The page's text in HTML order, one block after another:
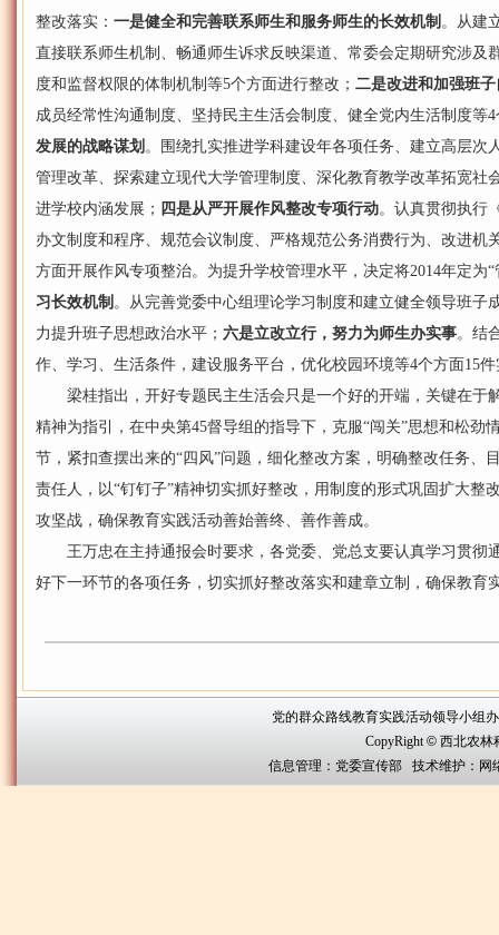
整改落实： 一是健全和完善联系师生和服务师生的长效机制 。从建
直接联系师生机制、畅通师生诉求反映渠道、常委会定期研究涉及
度和监督权限的体制机制等5个方面进行整改； 二是改进和加强班
成员经常性沟通制度、坚持民主生活会制度、健全党内生活制度等
发展的战略谋划 。围绕扎实推进学科建设年各项任务、建立高层次
管理改革、探索建立现代大学管理制度、深化教育教学改革拓宽社
进学校内涵发展； 四是从严开展作风整改专项行动。认真贯彻执行
办文制度和程序、规范会议制度、严格规范公务消费行为、改进机
方面开展作风专项整治。为提升学校管理水平，决定将2014年定为“
习长效机制 。从完善党委中心组理论学习制度和建立健全领导班子
力提升班子思想政治水平； 六是立改立行，努力为师生办实事。结
作、学习、生活条件，建设服务平台，优化校园环境等4个方面15
梁桂指出，开好专题民主生活会只是一个好的开端，关键在于
精神为指引，在中央第45督导组的指导下，克服“闯关”思想和松劲
节，紧扣查摆出来的“四风”问题，细化整改方案，明确整改任务、
责任人，以“钉钉子”精神切实抓好整改，用制度的形式巩固扩大整
攻坚战，确保教育实践活动善始善终、善作善成。
王万忠在主持通报会时要求，各党委、党总支要认真学习贯彻
好下一环节的各项任务，切实抓好整改落实和建章立制，确保教育
党的群众路线教育实践活动领导小组
CopyRight© 西北农林
信息管理：党委宣传部 技术维护：网